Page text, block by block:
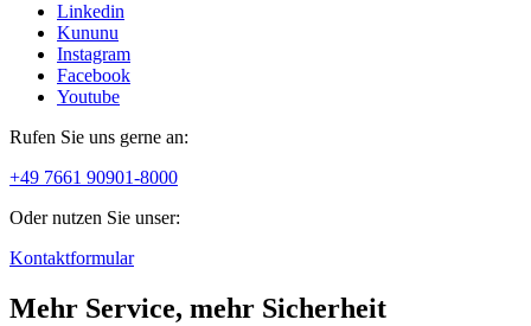
Linkedin
Kununu
Instagram
Facebook
Youtube
Rufen Sie uns gerne an:
+49 7661 90901-8000
Oder nutzen Sie unser:
Kontaktformular
Mehr Service, mehr Sicherheit